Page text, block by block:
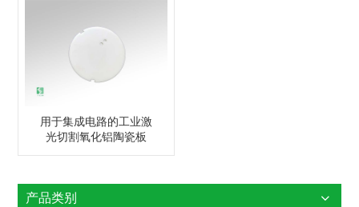
用于集成电路的工业激
光切割氧化铝陶瓷板
产品类别